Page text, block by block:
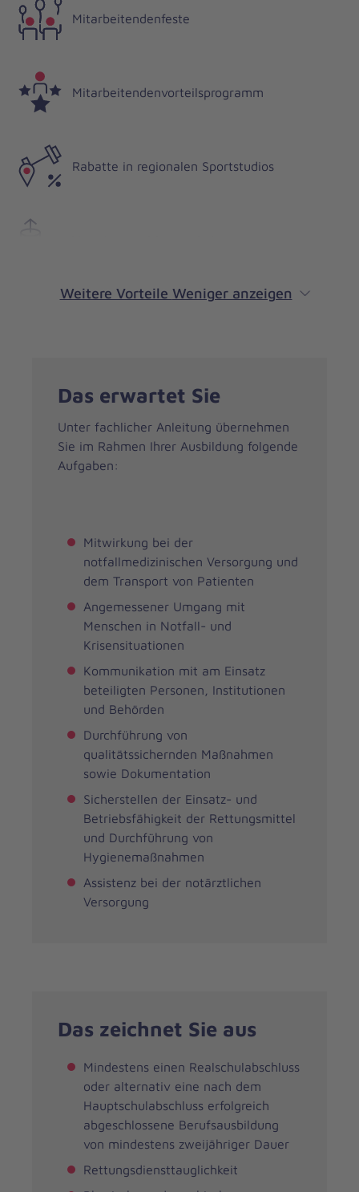
Mitarbeitendenfeste
Mitarbeitendenvorteilsprogramm
Rabatte in regionalen Sportstudios
Weitere Vorteile Weniger anzeigen
Das erwartet Sie
Unter fachlicher Anleitung übernehmen
Sie im Rahmen Ihrer Ausbildung folgende
Aufgaben:
Mitwirkung bei der
notfallmedizinischen Versorgung und
dem Transport von Patienten
Angemessener Umgang mit
Menschen in Notfall- und
Krisensituationen
Kommunikation mit am Einsatz
beteiligten Personen, Institutionen
und Behörden
Durchführung von
qualitätssichernden Maßnahmen
sowie Dokumentation
Sicherstellen der Einsatz- und
Betriebsfähigkeit der Rettungsmittel
und Durchführung von
Hygienemaßnahmen
Assistenz bei der notärztlichen
Versorgung
Das zeichnet Sie aus
Mindestens einen Realschulabschluss
oder alternativ eine nach dem
Hauptschulabschluss erfolgreich
abgeschlossene Berufsausbildung
von mindestens zweijähriger Dauer
Rettungsdiensttauglichkeit